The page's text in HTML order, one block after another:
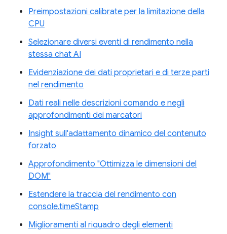
Preimpostazioni calibrate per la limitazione della
CPU
Selezionare diversi eventi di rendimento nella
stessa chat AI
Evidenziazione dei dati proprietari e di terze parti
nel rendimento
Dati reali nelle descrizioni comando e negli
approfondimenti dei marcatori
Insight sull'adattamento dinamico del contenuto
forzato
Approfondimento "Ottimizza le dimensioni del
DOM"
Estendere la traccia del rendimento con
console.timeStamp
Miglioramenti al riquadro degli elementi